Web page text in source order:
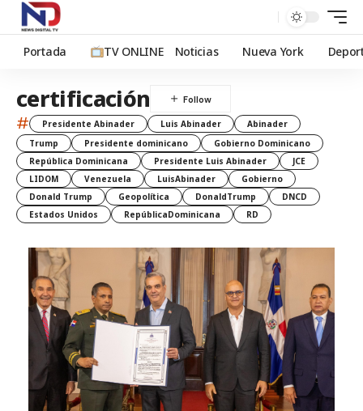
Portada TV ONLINE Noticias Nueva York
certificación
# Presidente Abinader Luis Abinader
Abinader
Trump
Presidente dominicano
Gobierno Dominicano
República Dominicana
Presidente Luis Abinader
JCE
LIDOM
Venezuela LuisAbinader
Gobierno
Donald Trump
Geopolítica DonaldTrump
DNCD
Estados Unidos
RepúblicaDominicana RD